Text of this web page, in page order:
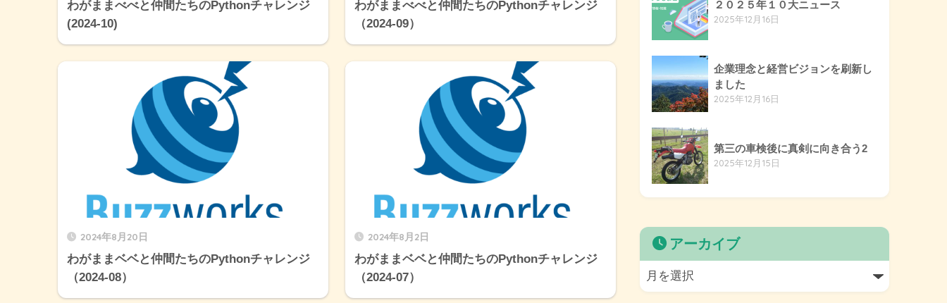
わがままべべと仲間たちのPythonチャレンジ
(2024-10)
わがままべべと仲間たちのPythonチャレンジ
（2024-09）
2024年8月20日
わがままベベと仲間たちのPythonチャレンジ
（2024-08）
2024年8月2日
わがままベベと仲間たちのPythonチャレンジ
（2024-07）
２０２５年１０大ニュース
2025年12月16日
企業理念と経営ビジョンを刷新し
ました
2025年12月16日
第三の車検後に真剣に向き合う2
2025年12月15日
アーカイブ